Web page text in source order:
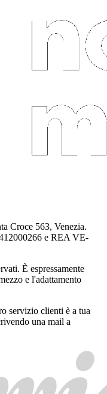
Croce 563, Venezia.
e REA VE-
È espressamente
e l'adattamento
servizio clienti è a tua
una mail a